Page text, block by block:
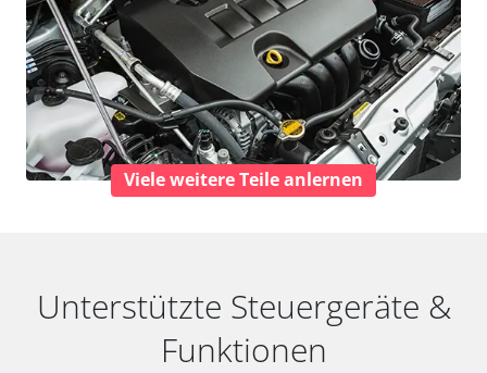
Viele weitere Teile anlernen
Unterstützte Steuergeräte &
Funktionen